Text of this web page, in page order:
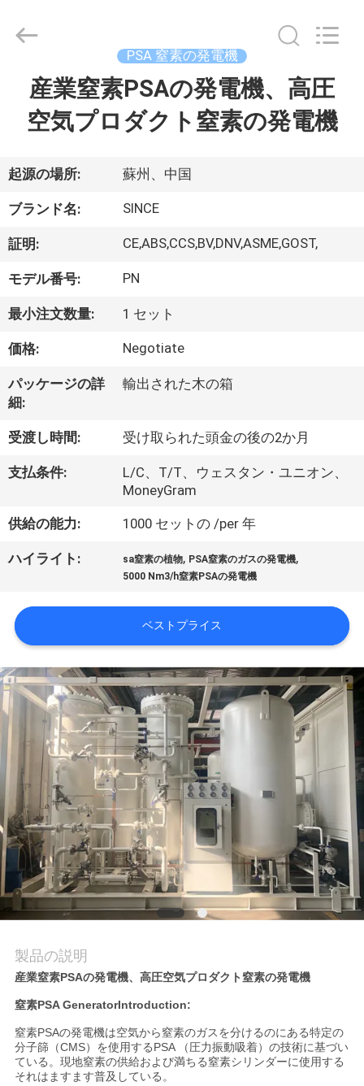
品
わ
た
し
ち
に
つ
い
工
見
学
品
質
管
理
お
問
い
合
わ
せ
ニ
2026
JoShining
Technology
Reserved.
PSA 窒素の発電機
産業窒素PSAの発電機、高圧
空気プロダクト窒素の発電機
起源の場所: 蘇州、中国
ブランド名: SINCE
証明: CE,ABS,CCS,BV,DNV,ASME,GOST,
モデル番号: PN
最小注文数量: 1 セット
価格: Negotiate
パッケージの詳
細:
輸出された木の箱
受渡し時間: 受け取られた頭金の後の2か月
支払条件:
L/C、T/T、ウェスタン・ユニオン、
MoneyGram
供給の能力: 1000 セットの /per 年
ハイライト: sa窒素の植物, PSA窒素のガスの発電機,
5000 Nm3/h窒素PSAの発電機
ベストプライス
製品の説明
産業窒素PSAの発電機、高圧空気プロダクト窒素の発電機
窒素PSA GeneratorIntroduction:
窒素PSAの発電機は空気から窒素のガスを分けるのにある特定の
分子篩（CMS）を使用するPSA （圧力振動吸着）の技術に基づい
ている。現地窒素の供給および満ちる窒素シリンダーに使用する
それはますます普及している。